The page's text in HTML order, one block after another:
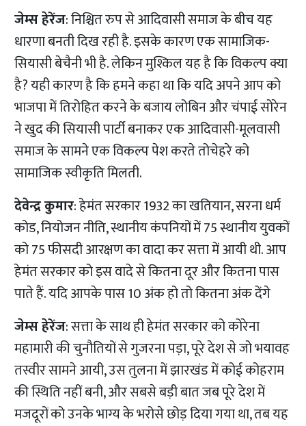
जेम्स हेरेंज: निश्चित रुप से आदिवासी समाज के बीच यह
धारणा बनती दिख रही है. इसके कारण एक सामाजिक-
सियासी बेचैनी भी है. लेकिन मुश्किल यह है कि विकल्प क्या
है? यही कारण है कि हमने कहा था कि यदि अपने आप को
भाजपा में तिरोहित करने के बजाय लोबिन और चंपाई सोरेन
ने खुद की सियासी पार्टी बनाकर एक आदिवासी-मूलवासी
समाज के सामने एक विकल्प पेश करते तोचेहरे को
सामाजिक स्वीकृति मिलती.
देवेन्द्र कुमार: हेमंत सरकार 1932 का खतियान, सरना धर्म
कोड, नियोजन नीति, स्थानीय कंपनियों में 75 स्थानीय युवकों
को 75 फीसदी आरक्षण का वादा कर सत्ता में आयी थी. आप
हेमंत सरकार को इस वादे से कितना दूर और कितना पास
पाते हैं. यदि आपके पास 10 अंक हो तो कितना अंक देंगे
जेम्स हेरेंज: सत्ता के साथ ही हेमंत सरकार को कोरेना
महामारी की चुनौतियों से गुजरना पड़ा, पूरे देश से जो भयावह
तस्वीर सामने आयी, उस तुलना में झारखंड में कोई कोहराम
की स्थिति नहीं बनी, और सबसे बड़ी बात जब पूरे देश में
मजदूरों को उनके भाग्य के भरोसे छोड़ दिया गया था, तब यह